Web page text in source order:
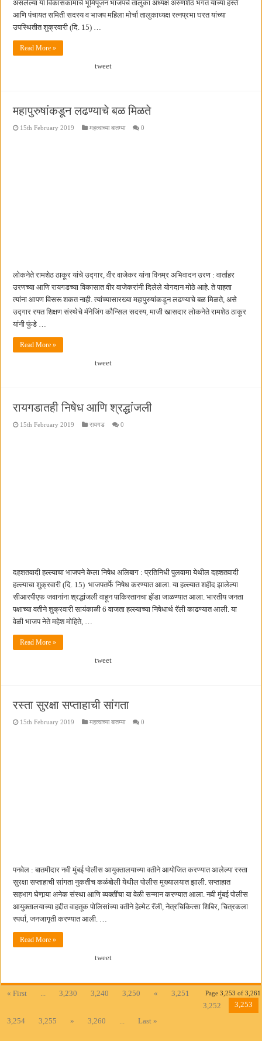
असलेल्या या विकासकामाचे भूमिपूजन भाजपचे तालुका अध्यक्ष अरुणशेठ भगत यांच्या हस्ते
आणि पंचायत समिती सदस्य व भाजप महिला मोर्चा तालुकाध्यक्ष रत्नप्रभा घरत यांच्या
उपस्थितीत शुक्रवारी (दि. 15) …
Read More »
tweet
महापुरुषांकडून लढण्याचे बळ मिळते
15th February 2019 महत्वाच्या बातम्या 0
लोकनेते रामशेठ ठाकूर यांचे उद्गार, वीर वाजेकर यांना विनम्र अभिवादन उरण : वार्ताहर
उरणच्या आणि रायगडच्या विकासात वीर वाजेकरांनी दिलेले योगदान मोठे आहे. ते पाहता
त्यांना आपण विसरू शकत नाही. त्यांच्यासारख्या महापुरुषांकडून लढण्याचे बळ मिळते, असे
उद्गार रयत शिक्षण संस्थेचे मॅनेजिंग कौन्सिल सदस्य, माजी खासदार लोकनेते रामशेठ ठाकूर
यांनी फुंडे …
Read More »
tweet
रायगडातही निषेध आणि श्रद्धांजली
15th February 2019 रायगड 0
दहशतवादी हल्ल्याचा भाजपने केला निषेध अलिबाग : प्रतिनिधी पुलवामा येथील दहशतवादी
हल्ल्याचा शुक्रवारी (दि. 15) भाजपतर्फे निषेध करण्यात आला. या हल्ल्यात शहीद झालेल्या
सीआरपीएफ जवानांना श्रद्धांजली वाहून पाकिस्तानचा झेंडा जाळण्यात आला. भारतीय जनता
पक्षाच्या वतीने शुक्रवारी सायंकाळी 6 वाजता हल्ल्याच्या निषेधार्थ रॅली काढण्यात आली. या
वेळी भाजप नेते महेश मोहिते, …
Read More »
tweet
रस्ता सुरक्षा सप्ताहाची सांगता
15th February 2019 महत्वाच्या बातम्या 0
पनवेल : बातमीदार नवी मुंबई पोलीस आयुक्तालयाच्या वतीने आयोजित करण्यात आलेल्या रस्ता
सुरक्षा सप्ताहाची सांगता नुकतीच कळंबोली येथील पोलीस मुख्यालयात झाली. सप्ताहात
सहभाग घेणार्‍या अनेक संस्था आणि व्यक्तींचा या वेळी सन्मान करण्यात आला. नवी मुंबई पोलीस
आयुक्तालयाच्या हद्दीत वाहतूक पोलिसांच्या वतीने हेल्मेट रॅली, नेत्रचिकित्सा शिबिर, चित्रकला
स्पर्धा, जनजागृती करण्यात आली. …
Read More »
tweet
Page 3,253 of 3,261
« First 3,230 3,240 3,250 «
3,251
3,252
3,253
3,254
3,255 » 3,260 Last »